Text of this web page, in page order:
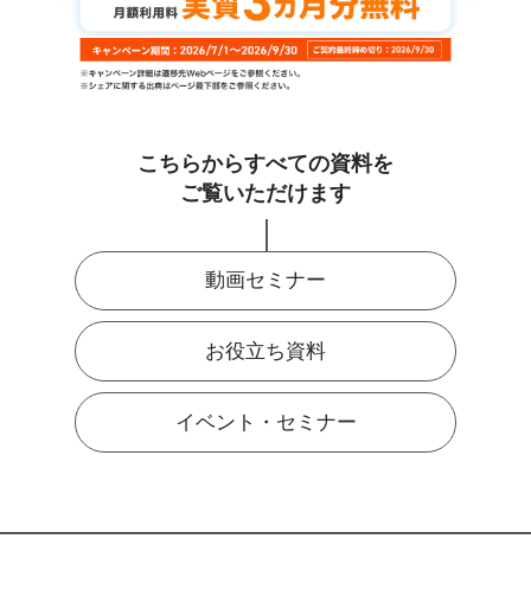
こちらからすべての資料を
ご覧いただけます
動画セミナー
お役立ち資料
イベント・セミナー